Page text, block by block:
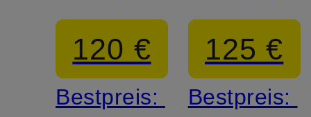
120 €
Bestpreis:
125 €
Bestpreis: